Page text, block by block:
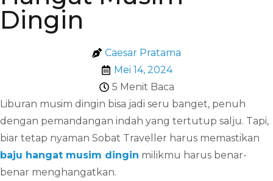
Dingin
Caesar Pratama
Mei 14, 2024
5 Menit Baca
Liburan musim dingin bisa jadi seru banget, penuh
dengan pemandangan indah yang tertutup salju. Tapi,
biar tetap nyaman Sobat Traveller harus memastikan
baju hangat musim dingin milikmu harus benar-
benar menghangatkan.